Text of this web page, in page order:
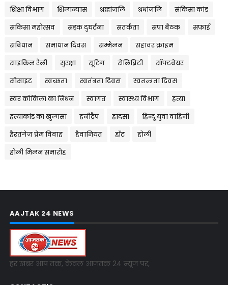
शिक्षा विभाग शिलान्यास श्रद्धांजलि श्रधांजलि संकिसा कांड
संकिसा महोत्सव सड़क दुघर्टना सतर्कता सपा बैठक सफाई
संबिधान समाधान दिवस सम्मेलन सहावर क्राइम
साइकिल रैली सुरक्षा सूटिंग सेलिब्रिटी सॉफ्टवेयर
सोसाइट स्वच्छता स्वतंत्रता दिवस स्वतन्त्रता दिवस
स्वर कोकिला का निधन स्वागत स्वास्थ्य विभाग हत्या
हत्याकांड का खुलासा हनीट्रैप हादसा हिन्दू युवा वाहिनी
हैरतंगेज प्रेम विवाह हैवानियत हॉट होली
होली मिलन समारोह
AAJTAK 24 NEWS
हर खबर आप तक, केवल आजतक 24 न्यूज पर,